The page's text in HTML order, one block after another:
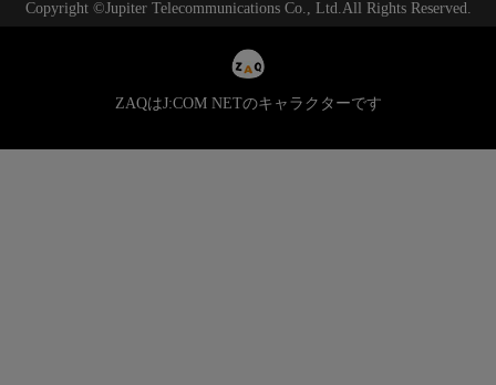
Copyright ©Jupiter Telecommunications Co., Ltd.All Rights Reserved.
ZAQはJ:COM NETのキャラクターです